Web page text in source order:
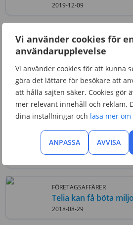
Vi använder cookies för
användarupplevelse
Vi använder cookies för att kunna
göra det lättare för besökare att
att hålla sajten säker. Cookies gör
mer relevant innehåll och reklam.
dina inställningar och läsa mer
ANPASSA AVVISA
Broadcasting
2019-12-09
FÖRETAGSAFFÄRER
Telia på gång att
Broadcasting
2019-07-19
FÖRETAGSAFFÄRER
Telia vill köpa SF
2018-11-23
FÖRETAGSAFFÄRER
Sammanslagningen
FÖRETAGSAFFÄRER
Telia kan få böta
TV4
2018-08-29